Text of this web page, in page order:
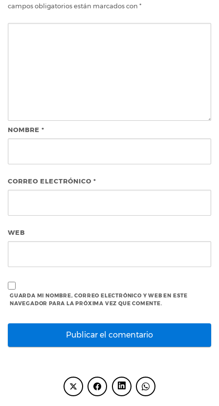
campos obligatorios están marcados con *
NOMBRE *
CORREO ELECTRÓNICO *
WEB
GUARDA MI NOMBRE, CORREO ELECTRÓNICO Y WEB EN ESTE
NAVEGADOR PARA LA PRÓXIMA VEZ QUE COMENTE.